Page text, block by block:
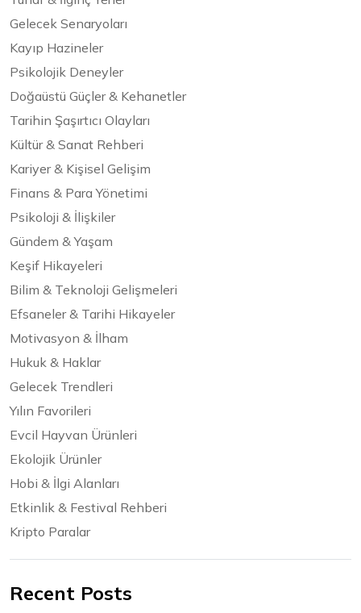
Gelecek Senaryoları
Kayıp Hazineler
Psikolojik Deneyler
Doğaüstü Güçler & Kehanetler
Tarihin Şaşırtıcı Olayları
Kültür & Sanat Rehberi
Kariyer & Kişisel Gelişim
Finans & Para Yönetimi
Psikoloji & İlişkiler
Gündem & Yaşam
Keşif Hikayeleri
Bilim & Teknoloji Gelişmeleri
Efsaneler & Tarihi Hikayeler
Motivasyon & İlham
Hukuk & Haklar
Gelecek Trendleri
Yılın Favorileri
Evcil Hayvan Ürünleri
Ekolojik Ürünler
Hobi & İlgi Alanları
Etkinlik & Festival Rehberi
Kripto Paralar
Recent Posts